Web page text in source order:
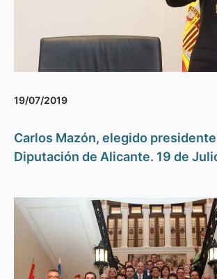
19/07/2019
Carlos Mazón, elegido
Diputación de Alicante. 19 de